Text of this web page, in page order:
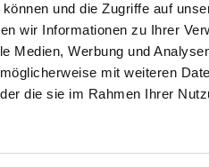
und die Zugriffe auf
wir Informationen zu Ihrer
Medien, Werbung und
mit weiteren
die sie im Rahmen Ihrer
4